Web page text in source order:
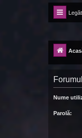
-= Idei
Nume
Parolă: